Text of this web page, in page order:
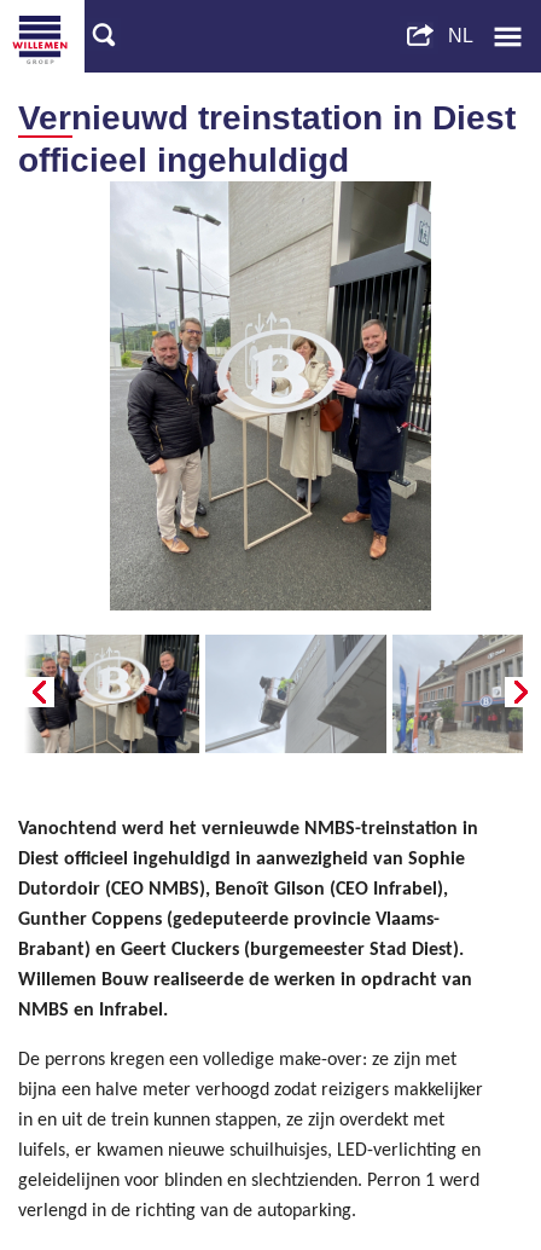
Vernieuwd treinstation in Diest
officieel ingehuldigd
Vanochtend werd het vernieuwde NMBS-treinstation in
Diest officieel ingehuldigd in aanwezigheid van Sophie
Dutordoir (CEO NMBS), Benoît Gilson (CEO Infrabel),
Gunther Coppens (gedeputeerde provincie Vlaams-
Brabant) en Geert Cluckers (burgemeester Stad Diest).
Willemen Bouw realiseerde de werken in opdracht van
NMBS en Infrabel.
De perrons kregen een volledige make-over: ze zijn met
bijna een halve meter verhoogd zodat reizigers makkelijker
in en uit de trein kunnen stappen, ze zijn overdekt met
luifels, er kwamen nieuwe schuilhuisjes, LED-verlichting en
geleidelijnen voor blinden en slechtzienden. Perron 1 werd
verlengd in de richting van de autoparking.